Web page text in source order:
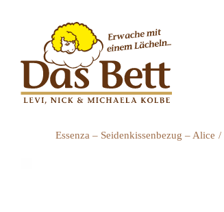
Essenza – Seidenkissenbezug – Alice